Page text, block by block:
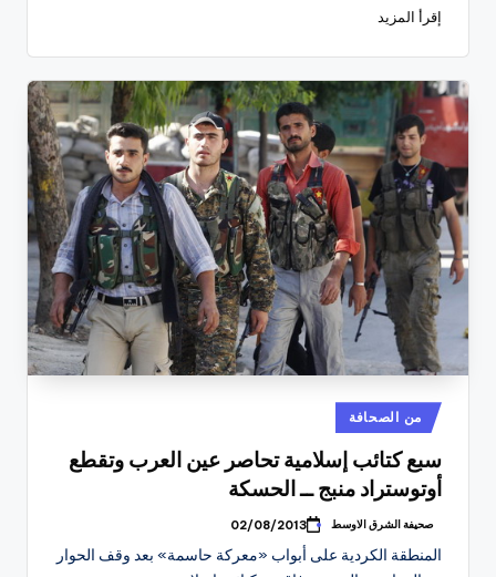
إقرأ المزيد
نُشر
في
من الصحافة
سبع كتائب إسلامية تحاصر عين العرب وتقطع
أوتوستراد منبج ــ الحسكة
تمّ
بواسطة
صحيفة الشرق الاوسط 02/08/2013
المنطقة الكردية على أبواب «معركة حاسمة» بعد وقف الحوار